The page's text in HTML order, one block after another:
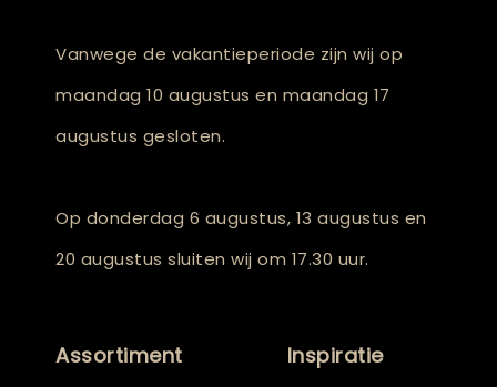
Vanwege de vakantieperiode zijn wij op
maandag 10 augustus en maandag 17
augustus gesloten.
Op donderdag 6 augustus, 13 augustus en
20 augustus sluiten wij om 17.30 uur.
Assortiment Inspiratie